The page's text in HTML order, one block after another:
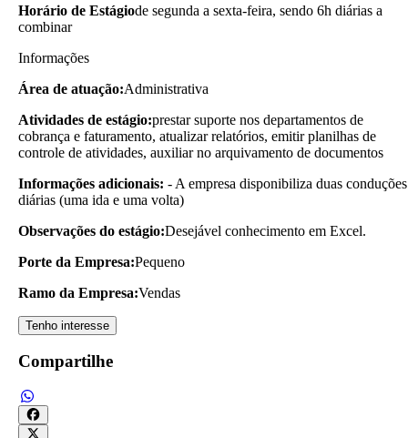
Horário de Estágiode segunda a sexta-feira, sendo 6h diárias a
combinar
Informações
Área de atuação:Administrativa
Atividades de estágio:prestar suporte nos departamentos de
cobrança e faturamento, atualizar relatórios, emitir planilhas de
controle de atividades, auxiliar no arquivamento de documentos
Informações adicionais: - A empresa disponibiliza duas conduções
diárias (uma ida e uma volta)
Observações do estágio:Desejável conhecimento em Excel.
Porte da Empresa:Pequeno
Ramo da Empresa:Vendas
Tenho interesse
Compartilhe